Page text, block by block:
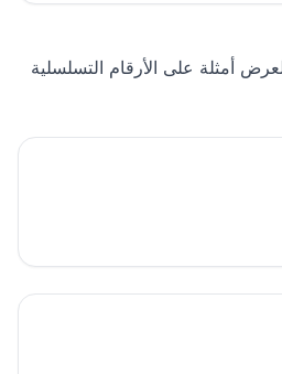
أمثلة على الأرقام التسلسلية